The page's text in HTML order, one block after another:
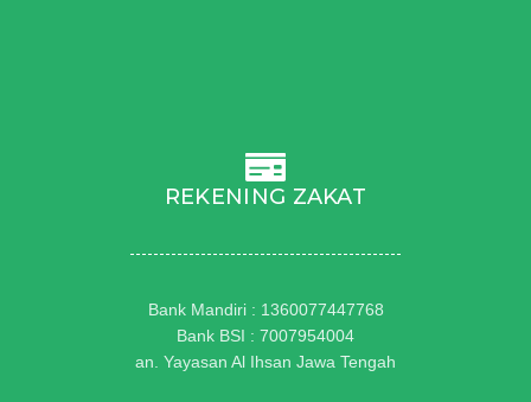
REKENING ZAKAT
Bank Mandiri : 1360077447768
Bank BSI : 7007954004
an. Yayasan Al Ihsan Jawa Tengah